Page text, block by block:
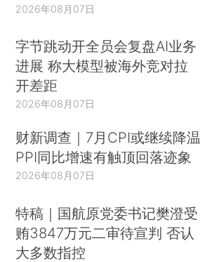
2026年08月07日
字节跳动开全员会复盘AI业务
进展 称大模型被海外竞对拉
开差距
2026年08月07日
财新调查｜7月CPI或继续降温
PPI同比增速有触顶回落迹象
2026年08月07日
特稿｜国航原党委书记樊澄受
贿3847万元二审待宣判 否认
大多数指控